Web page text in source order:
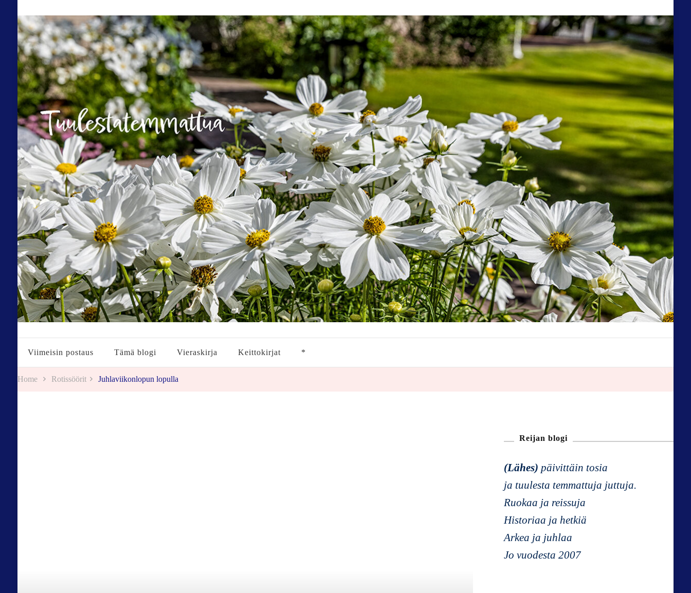
Tuulestatemmattua
Viimeisin postaus Tämä blogi Vieraskirja Keittokirjat *
Home Rotissöörit Juhlaviikonlopun lopulla
Reijan blogi
(Lähes) päivittäin tosia
ja tuulesta temmattuja juttuja.
Ruokaa ja reissuja
Historiaa ja hetkiä
Arkea ja juhlaa
Jo vuodesta 2007